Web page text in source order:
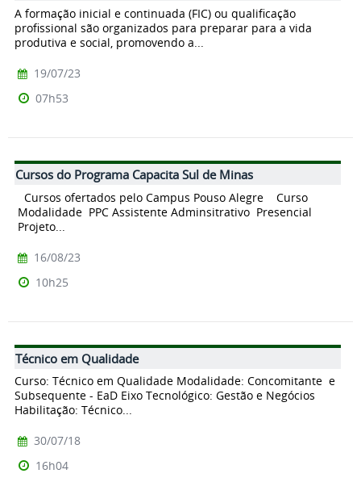
A formação inicial e continuada (FIC) ou qualificação
profissional são organizados para preparar para a vida
produtiva e social, promovendo a...
19/07/23
07h53
Cursos do Programa Capacita Sul de Minas
Cursos ofertados pelo Campus Pouso Alegre Curso
Modalidade PPC Assistente Adminsitrativo Presencial
Projeto...
16/08/23
10h25
Técnico em Qualidade
Curso: Técnico em Qualidade Modalidade: Concomitante e
Subsequente - EaD Eixo Tecnológico: Gestão e Negócios
Habilitação: Técnico...
30/07/18
16h04